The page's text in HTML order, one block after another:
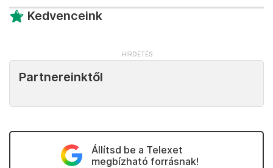
Kedvenceink
Partnereinktől
Állítsd be a Telexet
megbízható forrásnak!